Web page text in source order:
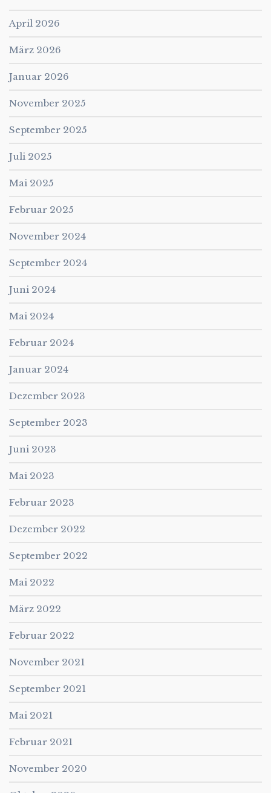
April 2026
März 2026
Januar 2026
November 2025
September 2025
Juli 2025
Mai 2025
Februar 2025
November 2024
September 2024
Juni 2024
Mai 2024
Februar 2024
Januar 2024
Dezember 2023
September 2023
Juni 2023
Mai 2023
Februar 2023
Dezember 2022
September 2022
Mai 2022
März 2022
Februar 2022
November 2021
September 2021
Mai 2021
Februar 2021
November 2020